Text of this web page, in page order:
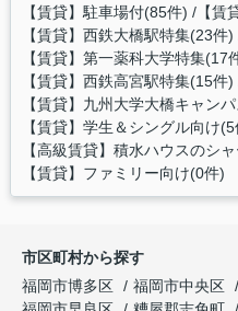
【賃貸】駐車場付(85件) 【賃
【賃貸】西鉄大橋駅特集(23件)
【賃貸】第一薬科大学特集(17
【賃貸】西鉄高宮駅特集(15件)
【賃貸】九州大学大橋キャン
【賃貸】学生＆シングル向け(5
【高級賃貸】積水ハウスのシ
【賃貸】ファミリー向け(0件)
市区町村から探す
福岡市博多区
福岡市中央区